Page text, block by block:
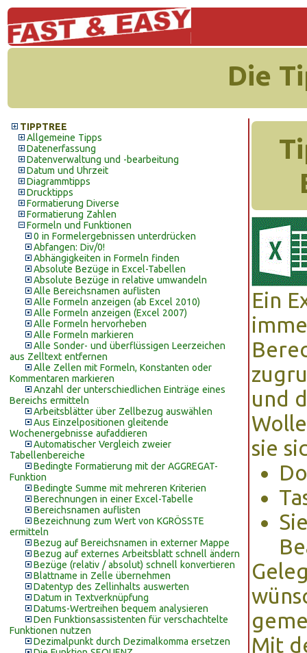
Die
TIPPTREE
Allgemeine Tipps
Datenerfassung
Datenverwaltung und -bearbeitung
Datum und Uhrzeit
Diagrammtipps
Drucktipps
Formatierung Diverse
Formatierung Zahlen
Formeln und Funktionen
0 in Formelergebnissen unterdrücken
Abfangen: Div/0!
Abhängigkeiten in Formeln finden
Absolute Bezüge in Excel-Tabellen
Absolute Bezüge in relative umwandeln
Alle Bereichsnamen auflisten
Alle Formeln anzeigen (ab Excel 2010)
Alle Formeln anzeigen (Excel 2007)
Alle Formeln hervorheben
Alle Formeln markieren
Alle Sonder- und überflüssigen Leerzeichen
aus Zelltext entfernen
Alle Zellen mit Formeln, Konstanten oder
Kommentaren markieren
Anzahl der unterschiedlichen Einträge eines
Bereichs ermitteln
Arbeitsblätter über Zellbezug auswählen
Aus Einzelpositionen gleitende
Wochenergebnisse aufaddieren
Automatischer Vergleich zweier
Tabellenbereiche
Bedingte Formatierung mit der AGGREGAT-
Funktion
Bedingte Summe mit mehreren Kriterien
Berechnungen in einer Excel-Tabelle
Bereichsnamen auflisten
Bezeichnung zum Wert von KGRÖSSTE
ermitteln
Bezug auf Bereichsnamen in externer Mappe
Bezug auf externes Arbeitsblatt schnell ändern
Bezüge (relativ / absolut) schnell konvertieren
Blattname in Zelle übernehmen
Datentyp des Zellinhalts auswerten
Datum in Textverknüpfung
Datums-Wertreihen bequem analysieren
Den Funktionsassistenten für verschachtelte
Funktionen nutzen
Dezimalpunkt durch Dezimalkomma ersetzen
Ein
und
sie
Mit